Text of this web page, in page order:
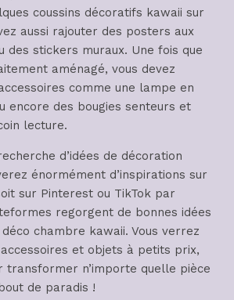
coussins décoratifs kawaii sur
aussi rajouter des posters aux
des stickers muraux. Une fois que
aménagé, vous devez
comme une lampe en
encore des bougies senteurs et
lecture.
d’idées de décoration
énormément d’inspirations sur
sur Pinterest ou TikTok par
regorgent de bonnes idées
chambre kawaii. Vous verrez
accessoires et objets à petits prix,
transformer n’importe quelle pièce
de paradis !